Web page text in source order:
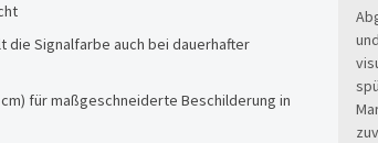
die Signalfarbe auch bei dauerhafter
für maßgeschneiderte Beschilderung in